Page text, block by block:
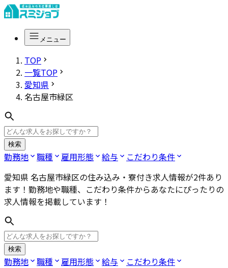
メニュー
TOP
一覧TOP
愛知県
名古屋市緑区
検索
勤務地 職種 雇用形態 給与
こだわり条件
愛知県 名古屋市緑区の住み込み・寮付き求人情報が2件あり
ます！勤務地や職種、こだわり条件からあなたにぴったりの
求人情報を掲載しています！
検索
勤務地 職種 雇用形態 給与 こだわり条件